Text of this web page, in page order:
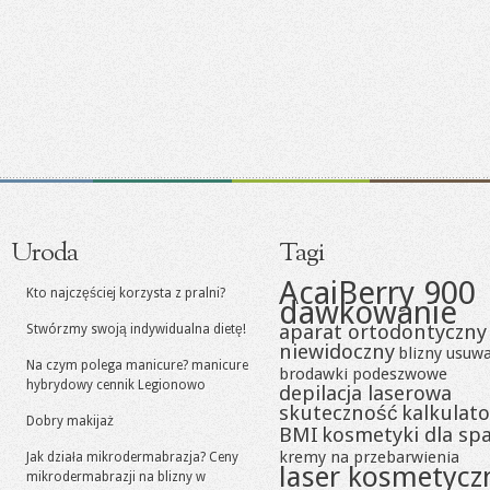
Uroda
Kto najczęściej korzysta z pralni?
Stwórzmy swoją indywidualna dietę!
Na czym polega manicure? manicure
hybrydowy cennik Legionowo
Dobry makijaż
Jak działa mikrodermabrazja? Ceny
mikrodermabrazji na blizny w
Tagi
AcaiBerry 900
dawkowanie
aparat ortodontyczny
niewidoczny blizny
brodawki podeszwowe
depilacja laserowa
skuteczność
BMI kosmetyki dla
kremy na przebarwienia
laser